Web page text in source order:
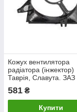
Кожух вентилятора
радіатора (інжектор)
Таврія, Славута. ЗАЗ
581 ₴
Купити